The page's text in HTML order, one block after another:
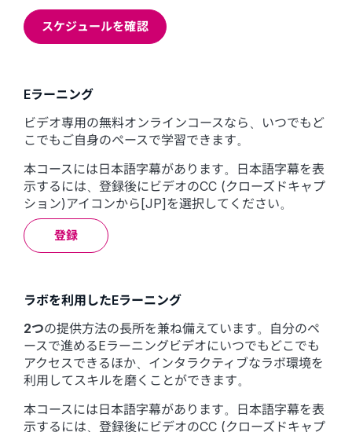
スケジュールを確認
Eラーニング
ビデオ専用の無料オンラインコースなら、いつでもど
こでもご自身のペースで学習できます。
本コースには日本語字幕があります。日本語字幕を表
示するには、登録後にビデオのCC (クローズドキャプ
ション)アイコンから[JP]を選択してください。
登録
ラボを利用したEラーニング
2つの提供方法の長所を兼ね備えています。自分のペ
ースで進めるEラーニングビデオにいつでもどこでも
アクセスできるほか、インタラクティブなラボ環境を
利用してスキルを磨くことができます。
本コースには日本語字幕があります。日本語字幕を表
示するには、登録後にビデオのCC (クローズドキャプ